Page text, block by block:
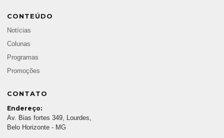
CONTEÚDO
Notícias
Colunas
Programas
Promoções
CONTATO
Endereço:
Av. Bias fortes 349, Lourdes,
Belo Horizonte - MG